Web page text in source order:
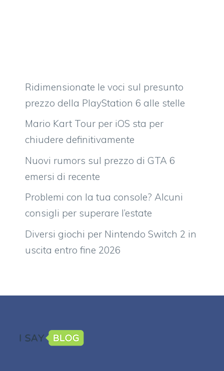
Ridimensionate le voci sul presunto
prezzo della PlayStation 6 alle stelle
Mario Kart Tour per iOS sta per
chiudere definitivamente
Nuovi rumors sul prezzo di GTA 6
emersi di recente
Problemi con la tua console? Alcuni
consigli per superare l’estate
Diversi giochi per Nintendo Switch 2 in
uscita entro fine 2026